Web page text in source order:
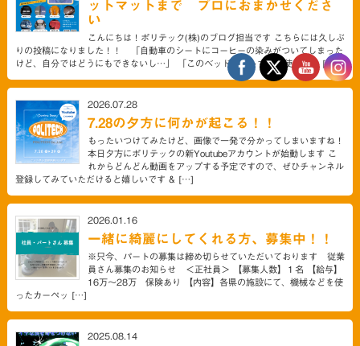
ットマットまで プロにおまかせくださ
い
こんにちは！ポリテック(株)のブログ担当です こちらには久しぶ
りの投稿になりました！！ 「自動車のシートにコーヒーの染みがついてしまった
けど、自分ではどうにもできないし…」 「このベッドマットずっと使ってる […]
2026.07.28
7.28の夕方に何かが起こる！！
もったいつけてみたけど、画像で一発で分かってしまいますね！
本日夕方にポリテックの新Youtubeアカウントが始動します こ
れからどんどん動画をアップする予定ですので、ぜひチャンネル
登録してみていただけると嬉しいです & […]
2026.01.16
一緒に綺麗にしてくれる方、募集中！！
※只今、パートの募集は締め切らせていただいております 従業
員さん募集のお知らせ ＜正社員＞ 【募集人数】１名 【給与】
16万～28万 保険あり 【内容】各県の施設にて、機械などを使
ったカーペッ […]
2025.08.14